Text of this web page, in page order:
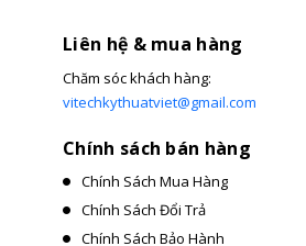
Liên hệ & mua hàng
Chăm sóc khách hàng:
vitechkythuatviet@gmail.com
Chính sách bán hàng
Chính Sách Mua Hàng
Chính Sách Đổi Trả
Chính Sách Bảo Hành